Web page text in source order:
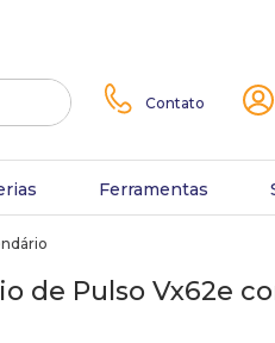
Contato
Ferramentas
de Pulso Vx62e